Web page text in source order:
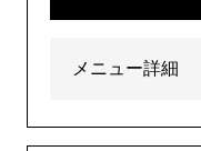
メニュー詳細